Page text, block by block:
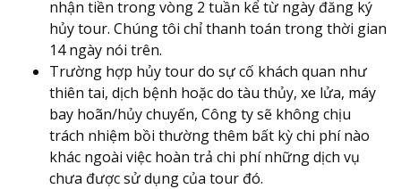
nhận tiền trong vòng 2 tuần kể từ ngày đăng ký
hủy tour. Chúng tôi chỉ thanh toán trong thời gian
14 ngày nói trên.
Trường hợp hủy tour do sự cố khách quan như
thiên tai, dịch bệnh hoặc do tàu thủy, xe lửa, máy
bay hoãn/hủy chuyến, Công ty sẽ không chịu
trách nhiệm bồi thường thêm bất kỳ chi phí nào
khác ngoài việc hoàn trả chi phí những dịch vụ
chưa được sử dụng của tour đó.